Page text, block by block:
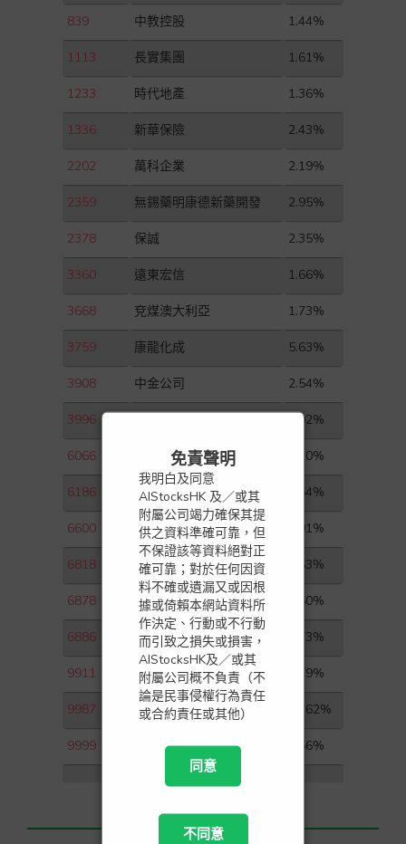
免責聲明
我明白及同意
AIStocksHK 及／或其
附屬公司竭力確保其提
供之資料準確可靠，但
不保證該等資料絕對正
確可靠；對於任何因資
料不確或遺漏又或因根
據或倚賴本網站資料所
作決定、行動或不行動
而引致之損失或損害，
AIStocksHK及／或其
附屬公司概不負責（不
論是民事侵權行為責任
或合約責任或其他）
同意
不同意
839 中教控股 1.44%
1113 長實集團 1.61%
1233 時代地產 1.36%
1336 新華保險 2.43%
2202 萬科企業 2.19%
2359 無錫藥明康德新藥開發 2.95%
2378 保誠 2.35%
3360 遠東宏信 1.66%
3668 兗煤澳大利亞 1.73%
3759 康龍化成 5.63%
3908 中金公司 2.54%
3996 2.02%
6066 中信建投証券 4.20%
6186 中國飛鶴 3.54%
6600 賽生藥業 6.01%
6818 中國光大銀行 2.63%
6878 鼎豐集團控股 1.50%
6886 HTSC 3.73%
9911 赤子城科技 3.79%
9987 百勝中國－Ｓ 18.62%
9999 網易－Ｓ 8.56%